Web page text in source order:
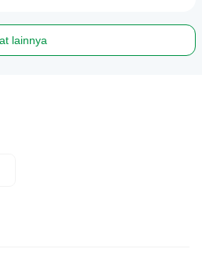
lainnya